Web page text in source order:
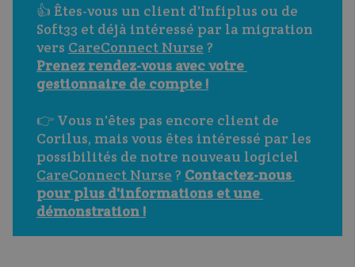
👍 Êtes-vous un client d'Infiplus ou de
Soft33 et déjà intéressé par la migration
vers CareConnect Nurse ?
Prenez rendez-vous avec votre
gestionnaire de compte !
👉 Vous n'êtes pas encore client de
Corilus, mais vous êtes intéressé par les
possibilités de notre nouveau logiciel
CareConnect Nurse ? Contactez-nous
pour plus d'informations et une
démonstration !